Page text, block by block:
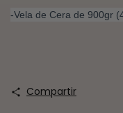
-Vela de Cera de 900gr
Compartir